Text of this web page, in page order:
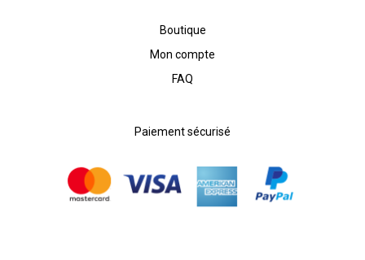
Boutique
Mon compte
FAQ
Paiement sécurisé